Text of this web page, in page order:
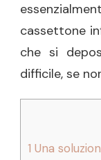
cassettone
che si
difficile, se
1 Una